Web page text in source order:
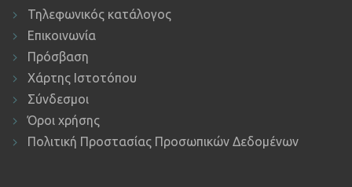
Τηλεφωνικός κατάλογος
Επικοινωνία
Πρόσβαση
Χάρτης Ιστοτόπου
Σύνδεσμοι
Όροι χρήσης
Πολιτική Προστασίας Προσωπικών Δεδομένων